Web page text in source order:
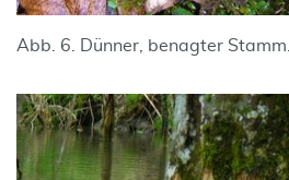
Abb. 6. Dünner, benagter